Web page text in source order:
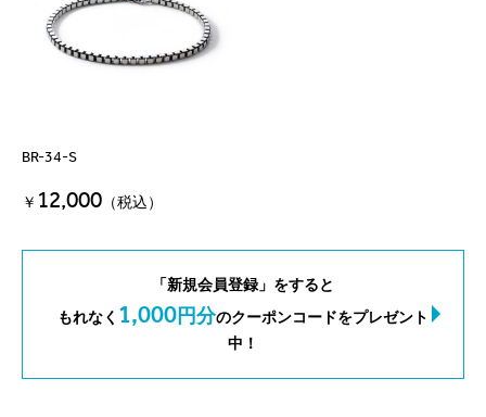
BR-34-S
￥ 12,000 （税込）
「新規会員登録」をすると
もれなく 1,000円分のクーポンコードをプレゼント
中！